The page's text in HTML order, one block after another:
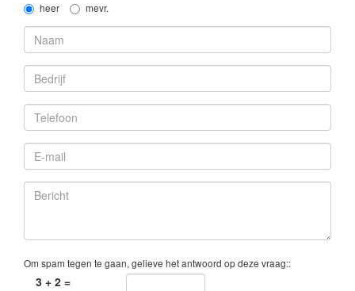
heer mevr.
Om spam tegen te gaan, gelieve het antwoord op deze vraag::
3 + 2 =